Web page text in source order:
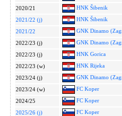
2020/21
HNK Šibenik
2021/22 (j)
HNK Šibenik
2021/22
GNK Dinamo
2022/23 (j)
GNK Dinamo
2022/23 (j)
HNK Gorica
2022/23 (w)
HNK Rijeka
2023/24 (j)
GNK Dinamo
2023/24 (w)
FC Koper
2024/25
FC Koper
2025/26 (j)
FC Koper